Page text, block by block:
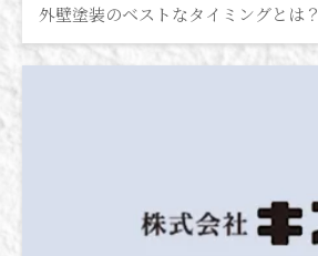
外壁塗装のベストなタイミングとは？